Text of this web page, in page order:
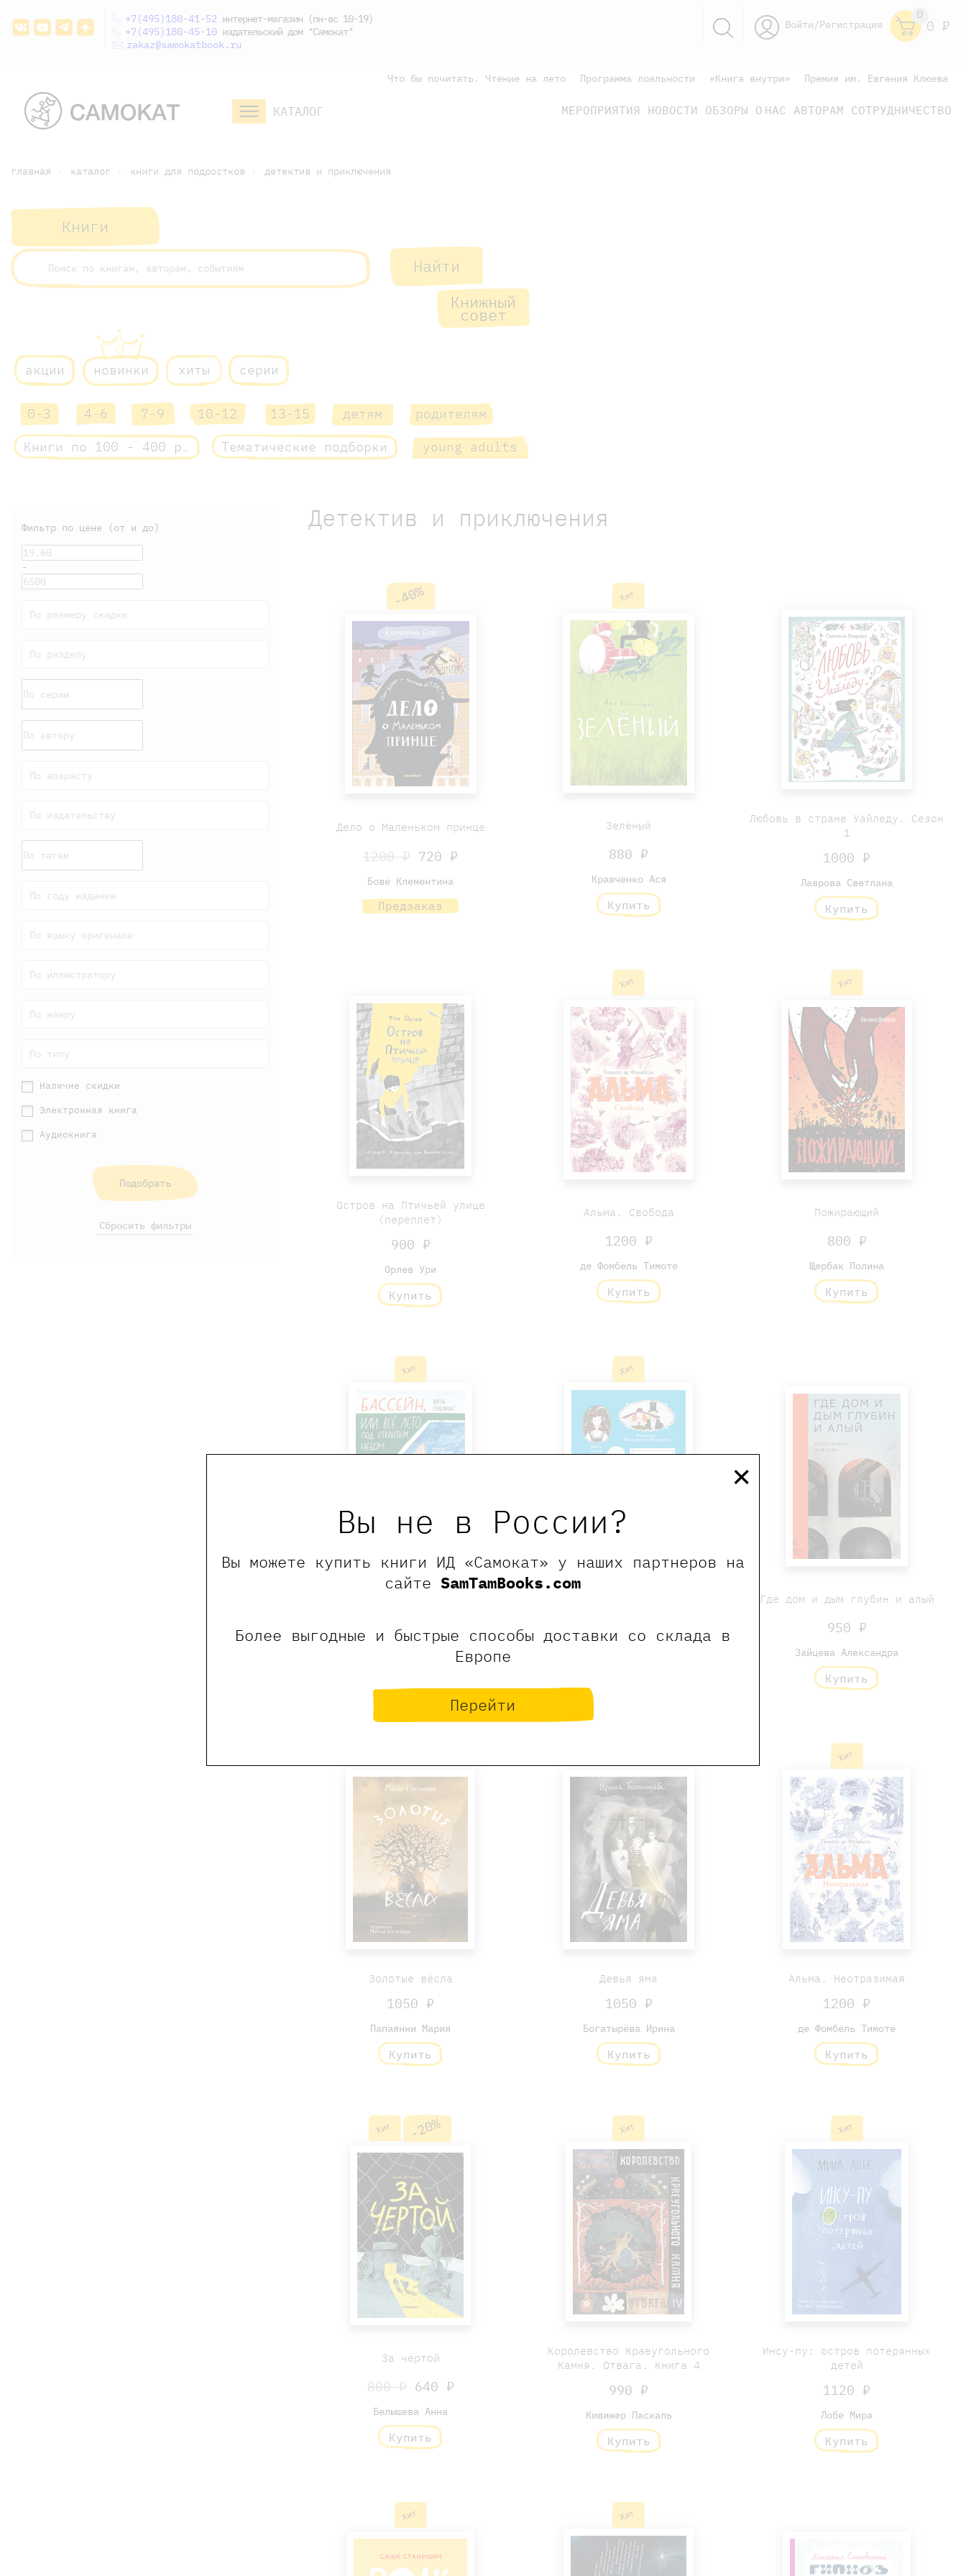
Вы не в России?
Вы можете купить книги ИД «Самокат» у наших партнеров на
сайтеSamTamBooks.com
Более выгодные и быстрые способы доставки со склада в
Европе
Перейти
×
+7(495)180-41-52 интернет-магазин (пн-вс 10-19)
+7(495)180-45-10 издательский дом "Самокат"
zakaz@samokatbook.ru
Войти/Регистрация
0
0 Р
Что бы почитать. Чтение на лето Программа лояльности «Книга внутри» Премия им. Евгения Клюева
КАТАЛОГ МЕРОПРИЯТИЯ НОВОСТИ ОБЗОРЫ О НАС АВТОРАМ СОТРУДНИЧЕСТВО
дошкольникам
главная каталог книги для подростков детектив и приключения
Книги
Найти
Книжный
совет
малышам и
дошкольникам
младшим школьникам подросткам
акции новинки хиты серии
0-3 4-6 7-9 10-12 13-15 детям
родителям
Книги по 100 - 400 р.
Тематические подборки young adults
Фильтр по цене (от и до)
-
По размеру скидки
По разделу
По возрасту
По издательству
По году издания
По языку оригинала
По иллюстратору
По жанру
По типу
Наличие скидки
Электронная книга
Аудиокнига
Подобрать
Сбросить фильтры
Детектив и приключения
-40%
Дело о Маленьком принце
1200 ₽ 720 ₽
Бове Клементина
Предзаказ
Хит
Зелёный
880 ₽
Кравченко Ася
Купить
Любовь в стране Уайледу. Сезон
1
1000 ₽
Лаврова Светлана
Купить
Остров на Птичьей улице
(переплет)
900 ₽
Орлев Ури
Купить
Хит
Альма. Свобода
1200 ₽
де Фомбель Тимоте
Купить
Хит
Пожирающий
800 ₽
Щербак Полина
Купить
Хит
Бассейн, или Всё лето под
1100 ₽
Хит
Ненастоящие приключения
1280 ₽
Где дом и дым глубин и алый
950 ₽
Зайцева Александра
Купить
Золотые вёсла
1050 ₽
Папаянни Мария
Купить
Девья яма
1050 ₽
Богатырёва Ирина
Купить
Хит
Альма. Неотразимая
1200 ₽
де Фомбель Тимоте
Купить
Хит -20%
За чертой
800 ₽ 640 ₽
Белышева Анна
Купить
Хит
Королевство Краеугольного
Камня. Отвага. Книга 4
990 ₽
Кивижер Паскаль
Купить
Хит
Инсу-пу: остров потерянных
детей
1120 ₽
Лобе Мира
Купить
Хит Хит